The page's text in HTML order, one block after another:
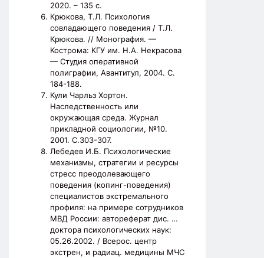
2020. – 135 с.
Крюкова, Т.Л. Психология
совладающего поведения / Т.Л.
Крюкова. // Монография. —
Кострома: КГУ им. Н.А. Некрасова
— Студия оперативной
полиграфии, Авантитул, 2004. С.
184-188.
Кули Чарльз Хортон.
Наследственность или
окружающая среда. Журнал
прикладной социологии, №10.
2001. С.303-307.
Лебедев И.Б. Психологические
механизмы, стратегии и ресурсы
стресс преодолевающего
поведения (копинг-поведения)
специалистов экстремального
профиля: на примере сотрудников
МВД России: автореферат дис. …
доктора психологических наук:
05.26.2002. / Всерос. центр
экстрен, и радиац. медицины МЧС